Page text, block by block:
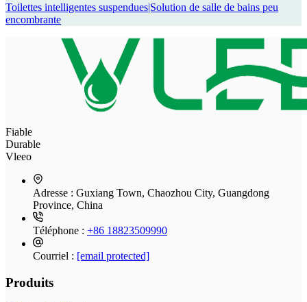
Toilettes intelligentes suspendues|Solution de salle de bains peu
encombrante
Fiable
Durable
Vleeo
Adresse : Guxiang Town, Chaozhou City, Guangdong
Province, China
Téléphone : +86 18823509990
Courriel : [email protected]
Produits